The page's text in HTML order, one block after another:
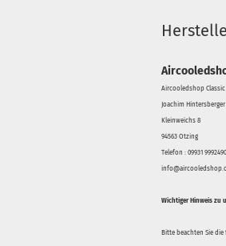
Aircooledshop
Joachim Hintersberger
Kleinweichs 8
94563 Otzing
Telefon : 09931 9992490
Wichtiger Hinweis zu
Bitte beachten Sie